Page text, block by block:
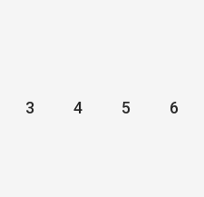
3 4 5 6